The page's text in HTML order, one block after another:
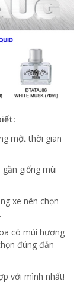
một thời gian
giống mùi
xe nên chọn
có mùi hương
đúng đắn
với mình nhất!